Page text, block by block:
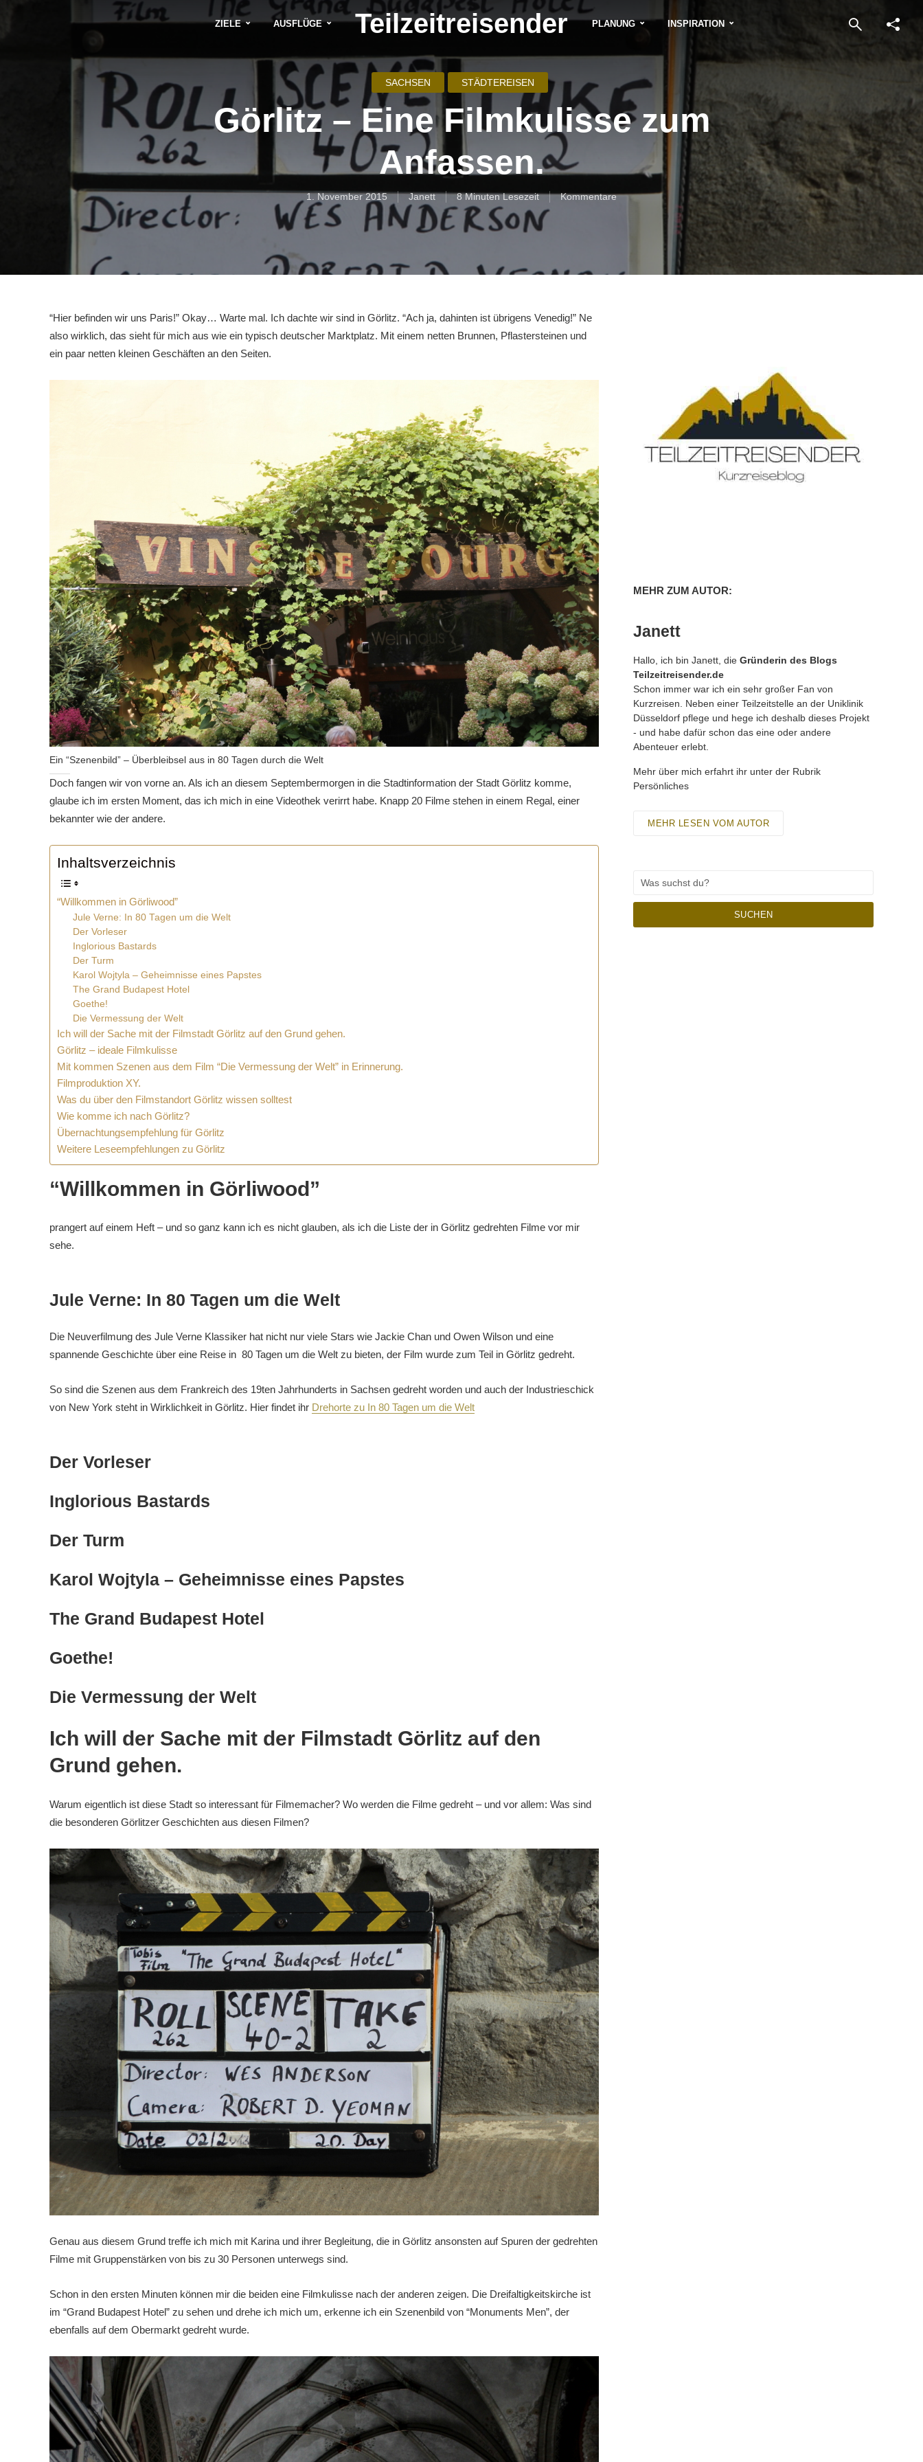
ZIELE AUSFLÜGE Teilzeitreisender PLANUNG INSPIRATION
SACHSEN STÄDTEREISEN
Görlitz – Eine Filmkulisse zum
Anfassen.
1. November 2015 Janett 8 Minuten Lesezeit Kommentare
“Hier befinden wir uns Paris!” Okay… Warte mal. Ich dachte wir sind in Görlitz. “Ach ja, dahinten ist übrigens Venedig!” Ne
also wirklich, das sieht für mich aus wie ein typisch deutscher Marktplatz. Mit einem netten Brunnen, Pflastersteinen und
ein paar netten kleinen Geschäften an den Seiten.
Ein “Szenenbild” – Überbleibsel aus in 80 Tagen durch die Welt
Doch fangen wir von vorne an. Als ich an diesem Septembermorgen in die Stadtinformation der Stadt Görlitz komme,
glaube ich im ersten Moment, das ich mich in eine Videothek verirrt habe. Knapp 20 Filme stehen in einem Regal, einer
bekannter wie der andere.
Inhaltsverzeichnis
“Willkommen in Görliwood”
Jule Verne: In 80 Tagen um die Welt
Der Vorleser
Inglorious Bastards
Der Turm
Karol Wojtyla – Geheimnisse eines Papstes
The Grand Budapest Hotel
Goethe!
Die Vermessung der Welt
Ich will der Sache mit der Filmstadt Görlitz auf den Grund gehen.
Görlitz – ideale Filmkulisse
Mit kommen Szenen aus dem Film “Die Vermessung der Welt” in Erinnerung.
Filmproduktion XY.
Was du über den Filmstandort Görlitz wissen solltest
Wie komme ich nach Görlitz?
Übernachtungsempfehlung für Görlitz
Weitere Leseempfehlungen zu Görlitz
“Willkommen in Görliwood”
prangert auf einem Heft – und so ganz kann ich es nicht glauben, als ich die Liste der in Görlitz gedrehten Filme vor mir
sehe.
Jule Verne: In 80 Tagen um die Welt
Die Neuverfilmung des Jule Verne Klassiker hat nicht nur viele Stars wie Jackie Chan und Owen Wilson und eine
spannende Geschichte über eine Reise in 80 Tagen um die Welt zu bieten, der Film wurde zum Teil in Görlitz gedreht.
So sind die Szenen aus dem Frankreich des 19ten Jahrhunderts in Sachsen gedreht worden und auch der Industrieschick
von New York steht in Wirklichkeit in Görlitz. Hier findet ihr Drehorte zu In 80 Tagen um die Welt
Der Vorleser
Inglorious Bastards
Der Turm
Karol Wojtyla – Geheimnisse eines Papstes
The Grand Budapest Hotel
Goethe!
Die Vermessung der Welt
Ich will der Sache mit der Filmstadt Görlitz auf den
Grund gehen.
Warum eigentlich ist diese Stadt so interessant für Filmemacher? Wo werden die Filme gedreht – und vor allem: Was sind
die besonderen Görlitzer Geschichten aus diesen Filmen?
Genau aus diesem Grund treffe ich mich mit Karina und ihrer Begleitung, die in Görlitz ansonsten auf Spuren der gedrehten
Filme mit Gruppenstärken von bis zu 30 Personen unterwegs sind.
Schon in den ersten Minuten können mir die beiden eine Filmkulisse nach der anderen zeigen. Die Dreifaltigkeitskirche ist
im “Grand Budapest Hotel” zu sehen und drehe ich mich um, erkenne ich ein Szenenbild von “Monuments Men”, der
ebenfalls auf dem Obermarkt gedreht wurde.
MEHR ZUM AUTOR:
Janett
Hallo, ich bin Janett, die Gründerin des Blogs
Teilzeitreisender.de
Schon immer war ich ein sehr großer Fan von
Kurzreisen. Neben einer Teilzeitstelle an der Uniklinik
Düsseldorf pflege und hege ich deshalb dieses Projekt
- und habe dafür schon das eine oder andere
Abenteuer erlebt.
Mehr über mich erfahrt ihr unter der Rubrik
Persönliches
MEHR LESEN VOM AUTOR
SUCHEN